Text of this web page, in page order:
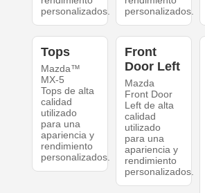
personalizados.
personalizados.
Tops
Mazda™
MX-5
Tops de alta
calidad
utilizado
para una
apariencia y
rendimiento
personalizados.
Front
Door Left
Mazda
Front Door
Left de alta
calidad
utilizado
para una
apariencia y
rendimiento
personalizados.